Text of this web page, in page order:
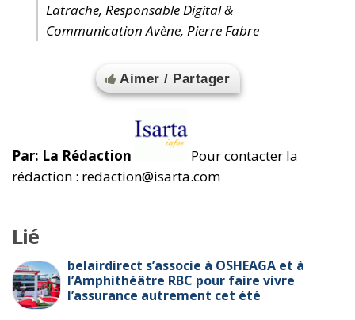
Latrache, Responsable Digital &
Communication Avène, Pierre Fabre
Aimer / Partager
Par: La Rédaction
Pour contacter la
rédaction : redaction@isarta.com
Lié
belairdirect s’associe à OSHEAGA et à
l’Amphithéâtre RBC pour faire vivre
l’assurance autrement cet été